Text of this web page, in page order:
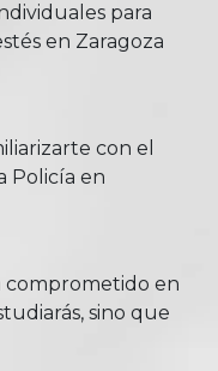
para
en Zaragoza
con el
Policía en
comprometido en
sino que